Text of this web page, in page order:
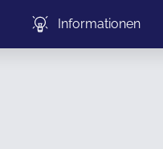
Informationen